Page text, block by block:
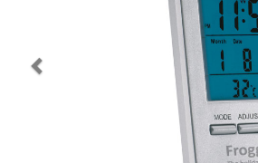
Navidad 🎄 Invierno